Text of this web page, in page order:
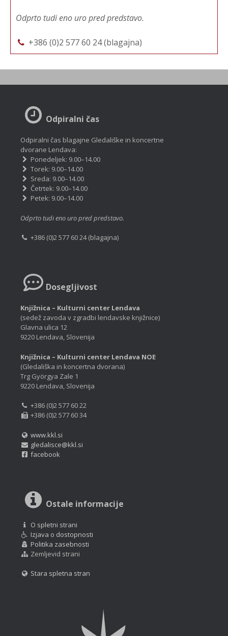
Odprto tudi eno uro pred predstavo.
+386 (0)2 577 60 24 (blagajna)
Odpiralni čas
Odpiralni čas blagajne Gledališke in koncertne
dvorane Lendava:
Ponedeljek: 9.00–14.00
Torek: 9.00–14.00
Sreda: 9.00–14.00
Četrtek: 9.00–14.00
Petek: 9.00–14.00
Odprto tudi eno uro pred predstavo.
+386 (0)2 577 60 24 (blagajna)
Dosegljivost
Knjižnica – Kulturni center Lendava
(sedež zavoda v zgradbi lendavske knjižnice)
Glavna ulica 12
9220 Lendava, Slovenija
Knjižnica – Kulturni center Lendava NOE
(Gledališka in koncertna dvorana)
Trg Györgya Zale 1
9220 Lendava, Slovenija
+386 (0)2 577 60 22
+386 (0)2 577 60 34
www.kkl.si
gledalisce@kkl.si
facebook
Ostale informacije
O spletni strani
Izjava o dostopnosti
Politika zasebnosti
Zemljevid strani
Stara spletna stran